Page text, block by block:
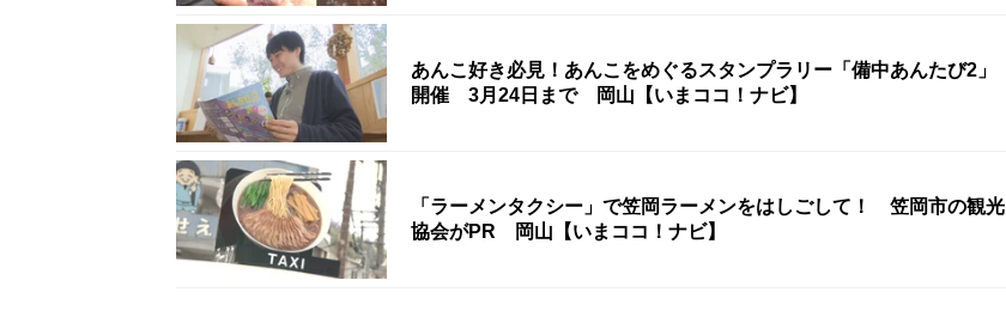
あんこ好き必見！あんこをめぐるスタンプラリー「備中あんたび2」
開催 3月24日まで 岡山【いまココ！ナビ】
「ラーメンタクシー」で笠岡ラーメンをはしごして！ 笠岡市の観光
協会がPR 岡山【いまココ！ナビ】